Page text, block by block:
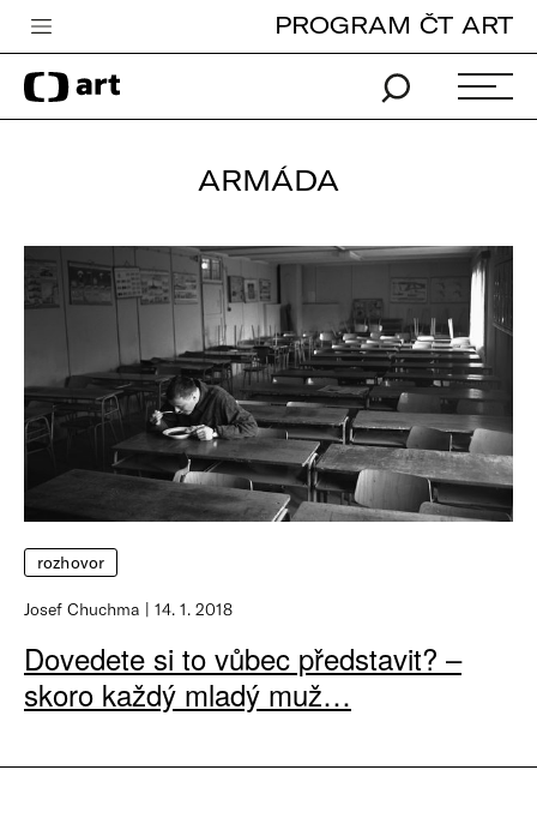
Česká televize
Zpravodajství
TV program
Pro děti
Vše o ČT
PROGRAM ČT ART
ARMÁDA
rozhovor
Josef Chuchma 14. 1. 2018
Dovedete si to vůbec představit? –
skoro každý mladý muž…